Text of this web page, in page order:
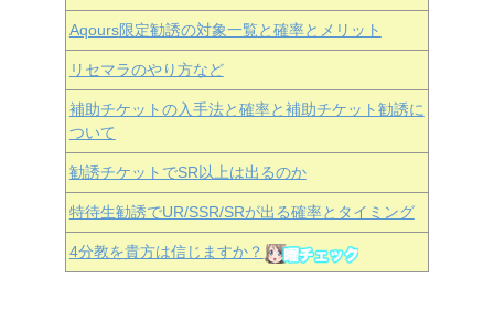
Aqours限定勧誘の対象一覧と確率とメリット
リセマラのやり方など
補助チケットの入手法と確率と補助チケット勧誘に
ついて
勧誘チケットでSR以上は出るのか
特待生勧誘でUR/SSR/SRが出る確率とタイミング
4分教を貴方は信じますか？